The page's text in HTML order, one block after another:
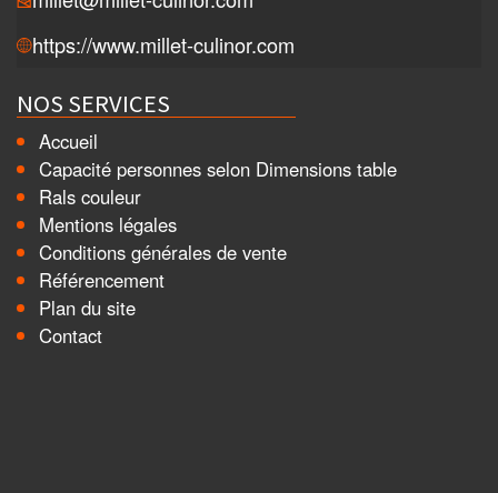
https://www.millet-culinor.com
NOS SERVICES
Accueil
Capacité personnes selon Dimensions table
Rals couleur
Mentions légales
Conditions générales de vente
Référencement
Plan du site
Contact